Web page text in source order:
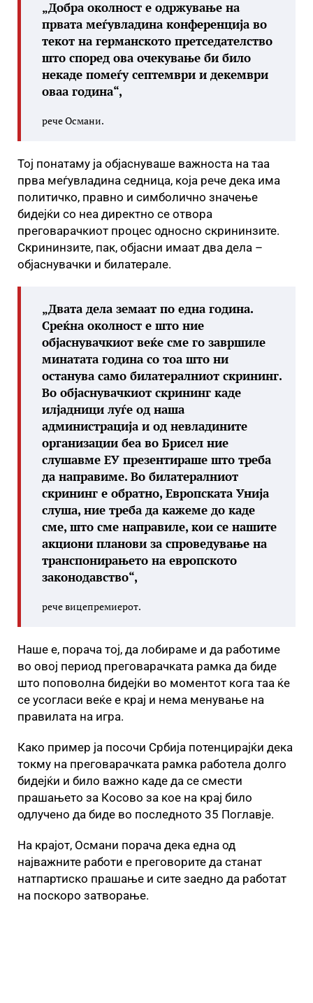
„Добра околност е одржување на
првата меѓувладина конференција во
текот на германското претседателство
што според ова очекување би било
некаде помеѓу септември и декември
оваа година“,
рече Османи.
Тој понатаму ја објаснуваше важноста на таа
прва меѓувладина седница, која рече дека има
политичко, правно и симболично значење
бидејќи со неа директно се отвора
преговарачкиот процес односно скрининзите.
Скрининзите, пак, објасни имаат два дела –
објаснувачки и билатерале.
„Двата дела земаат по една година.
Среќна околност е што ние
објаснувачкиот веќе сме го завршиле
минатата година со тоа што ни
останува само билатералниот скрининг.
Во објаснувачкиот скрининг каде
илјадници луѓе од наша
администрација и од невладините
организации беа во Брисел ние
слушавме ЕУ презентираше што треба
да направиме. Во билатералниот
скрининг е обратно, Европската Унија
слуша, ние треба да кажеме до каде
сме, што сме направиле, кои се нашите
акциони планови за спроведување на
транспонирањето на европското
законодавство“,
рече вицепремиерот.
Наше е, порача тој, да лобираме и да работиме
во овој период преговарачката рамка да биде
што поповолна бидејќи во моментот кога таа ќе
се усогласи веќе е крај и нема менување на
правилата на игра.
Како пример ја посочи Србија потенцирајќи дека
токму на преговарачката рамка работела долго
бидејќи и било важно каде да се смести
прашањето за Косово за кое на крај било
одлучено да биде во последното 35 Поглавје.
На крајот, Османи порача дека една од
најважните работи е преговорите да станат
натпартиско прашање и сите заедно да работат
на поскоро затворање.